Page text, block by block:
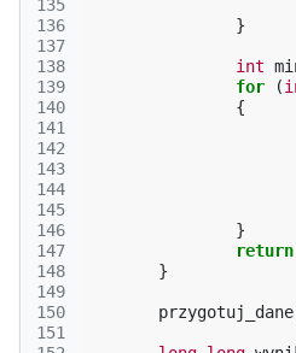
135
136
137
138
139
140
141
142
143
144
145
146
147
148
149
150
151
}
int
for
(
{
}
return
}
przygotuj_dane